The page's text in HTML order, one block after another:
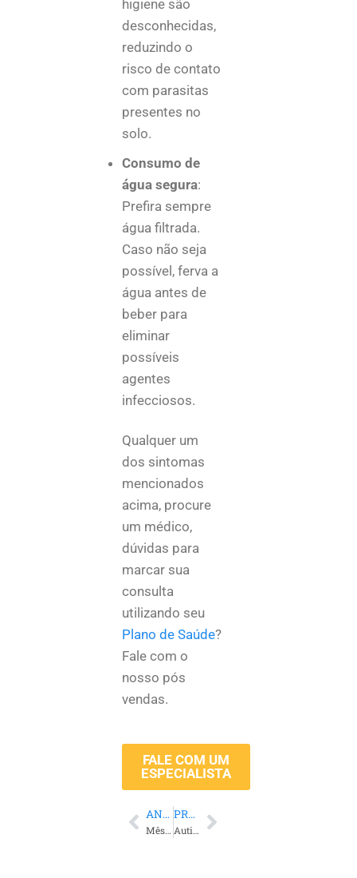
higiene são
desconhecidas,
reduzindo o
risco de contato
com parasitas
presentes no
solo.
Consumo de
água segura:
Prefira sempre
água filtrada.
Caso não seja
possível, ferva a
água antes de
beber para
eliminar
possíveis
agentes
infecciosos.
Qualquer um
dos sintomas
mencionados
acima, procure
um médico,
dúvidas para
marcar sua
consulta
utilizando seu
Plano de Saúde?
Fale com o
nosso pós
vendas.
FALE COM UM
ESPECIALISTA
ANTERIOR
Mês da Mulher: Equilíbrio, carreira e bem-estar
PRÓXIMO
Autismo na prática: Promovendo respeito e empatia